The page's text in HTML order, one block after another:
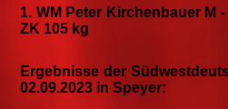
1. WM Peter Kirchenbauer M
ZK 105 kg
Ergebnisse der
02.09.2023 in Speyer: